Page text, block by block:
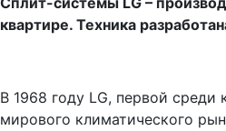
квартире. Техника
В 1968 году LG, первой
мирового климатического